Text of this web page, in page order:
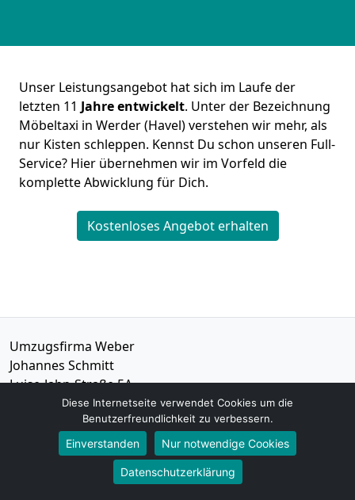
Unser Leistungsangebot hat sich im Laufe der
letzten 11 Jahre entwickelt. Unter der Bezeichnung
Möbeltaxi in Werder (Havel) verstehen wir mehr, als
nur Kisten schleppen. Kennst Du schon unseren Full-
Service? Hier übernehmen wir im Vorfeld die
komplette Abwicklung für Dich.
Kostenloses Angebot erhalten
Umzugsfirma Weber
Johannes Schmitt
Luise-Jahn-Straße 5A
Werder (Havel)
01579-2621473
info@umzugsfirma-weber.de
Diese Internetseite verwendet Cookies um die
Benutzerfreundlichkeit zu verbessern.
Einverstanden Nur notwendige Cookies
Datenschutzerklärung